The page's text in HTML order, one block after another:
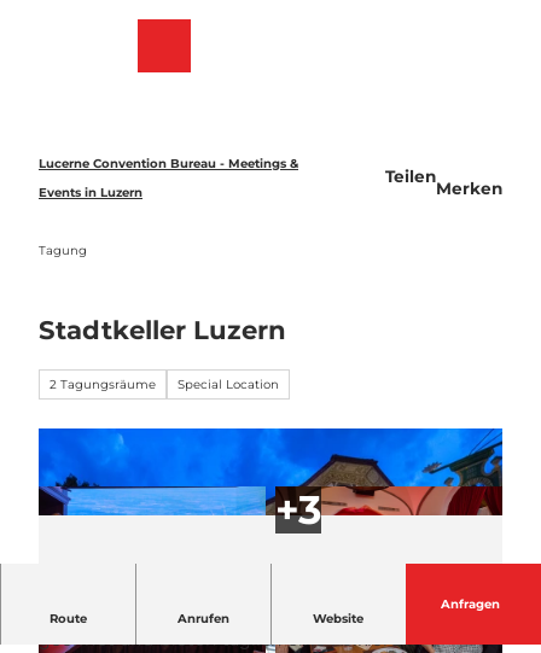
Lucerne Convention Bureau - Meetings &
Events in Luzern
Tagung
Teilen
Merken
Stadtkeller Luzern
2 Tagungsräume Special Location
Route Anrufen Website
Anfragen
Von April bis Oktober haben wir 7 Tage die Woche
geöffnet und bieten täglich eine Folklore-